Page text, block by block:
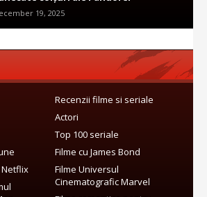
19, 2025
Recenzii filme si seriale
Actori
Top 100 seriale
Filme cu James Bond
Filme Universul
Cinematografic Marvel